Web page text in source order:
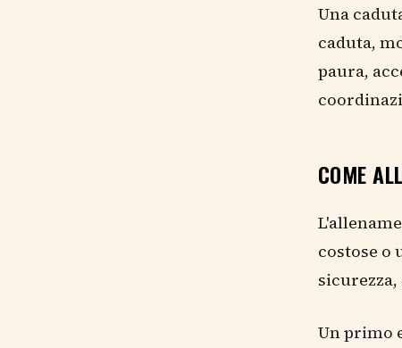
Una
caduta,
paura,
COME
costose o
Un primo